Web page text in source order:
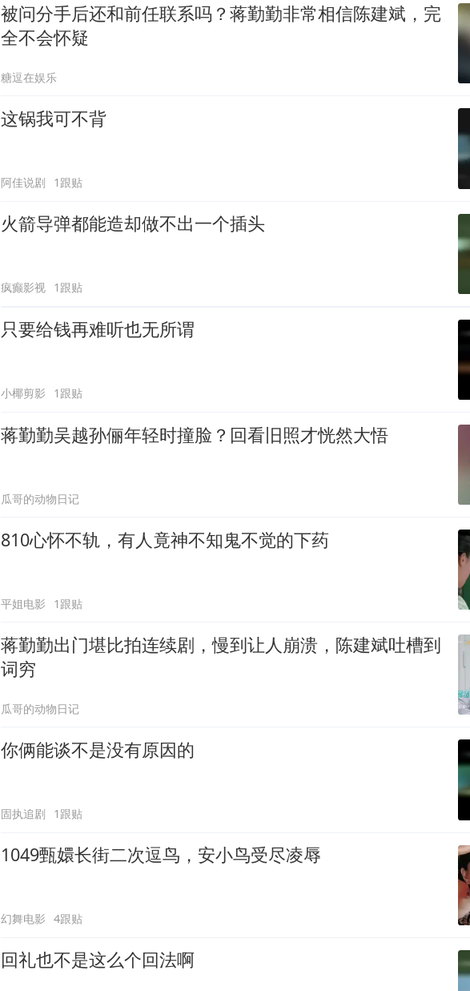
被问分手后还和前任联系吗？蒋勤勤非常相信陈建斌，完
全不会怀疑
糖逗在娱乐
这锅我可不背
阿佳说剧 1跟贴
火箭导弹都能造却做不出一个插头
疯癫影视 1跟贴
只要给钱再难听也无所谓
小椰剪影 1跟贴
蒋勤勤吴越孙俪年轻时撞脸？回看旧照才恍然大悟
瓜哥的动物日记
810心怀不轨，有人竟神不知鬼不觉的下药
平姐电影 1跟贴
蒋勤勤出门堪比拍连续剧，慢到让人崩溃，陈建斌吐槽到
词穷
瓜哥的动物日记
你俩能谈不是没有原因的
固执追剧 1跟贴
1049甄嬛长街二次逗鸟，安小鸟受尽凌辱
幻舞电影 4跟贴
回礼也不是这么个回法啊